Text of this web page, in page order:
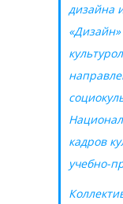
дизайна
кадров
учебно-